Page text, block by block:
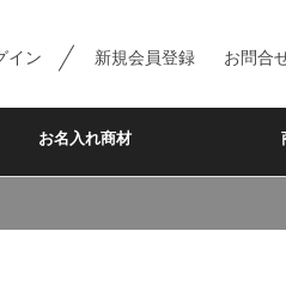
イン 新規会員登録 お問合
お名入れ商材